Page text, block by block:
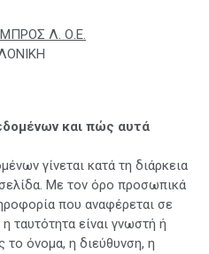
Λ. Ο.Ε.
και πώς αυτά
γίνεται κατά τη διάρκεια
Με τον όρο προσωπικά
που αναφέρεται σε
είναι γνωστή ή
το όνομα, η διεύθυνση, η